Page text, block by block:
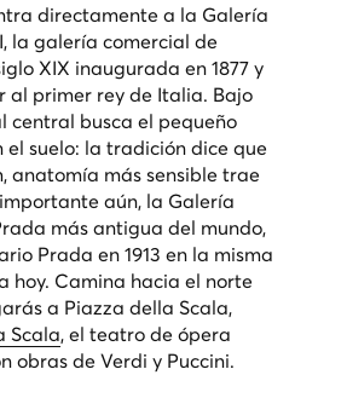
directamente a la Galería
la galería comercial de
XIX inaugurada en 1877 y
al primer rey de Italia. Bajo
central busca el pequeño
el suelo: la tradición dice que
anatomía más sensible trae
aún, la Galería
más antigua del mundo,
Prada en 1913 en la misma
hoy. Camina hacia el norte
a Piazza della Scala,
Scala, el teatro de ópera
obras de Verdi y Puccini.